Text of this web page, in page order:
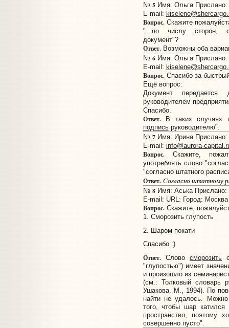
№ 5Имя: Ольга Прислано:
E-mail:
Вопрос.Скажите
"...по числу сторон,
документ"?
Ответ.Возможны оба
№ 6Имя: Ольга Прислано:
E-mail:
Вопрос.Спасибо за
Ещё вопрос:
Документ
руководителем
Спасибо.
Ответ.В таких случаях
подписьруководителю".
№ 7Имя: Ирина Прислано:
E-mail: info@aurora-
Вопрос.Скажите,
употреблять слово
"согласно штатного
Ответ. Согласно штатному
№ 8Имя: Аська Прислано:
E-mail: URL: Город: Москва
Вопрос.Скажите,
1. Сморозить глупость
2. Шаром покати
Спасибо :)
Ответ.Слово сморозить
"глупостью") имеет
и произошло из
(см.: Толковый
Ушакова. М., 1994). По
найти не удалось.
того, чтобы шар
пространство, поэтому
совершенно пусто".